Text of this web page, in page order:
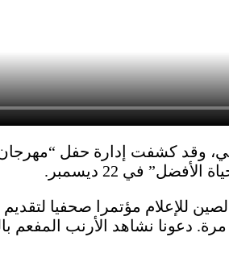
في 22 ديسمبر.
مجموعة الصين للإعلام مؤتمرا